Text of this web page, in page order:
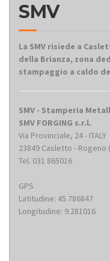
SMV
La SMV risiede a
della Brianza, zona
stampaggio a caldo
SMV - Stamperia
SMV FORGING s.r.l.
Via Provinciale, 24 - ITALY
23849 Casletto - Rogeno
Tel. 031 865016
GPS
Latitudine: 45.786847
Longitudine: 9.281016